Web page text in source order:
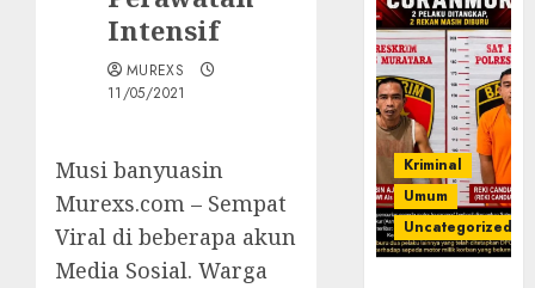
Intensif
MUREXS
11/05/2021
Musi banyuasin
Murexs.com – Sempat
Viral di beberapa akun
Media Sosial. Warga
Kriminal
Umum
Uncategorized